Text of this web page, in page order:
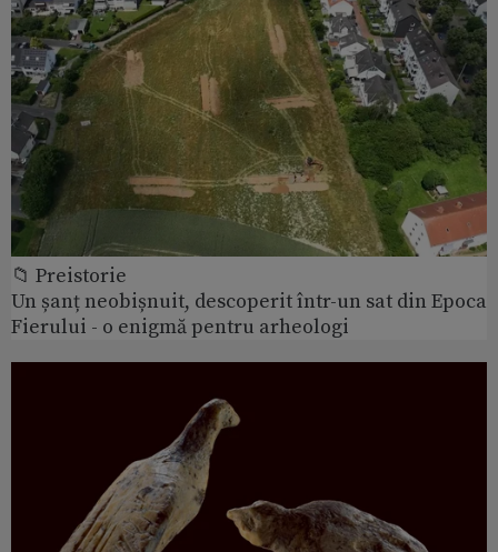
📁 Preistorie
Un șanț neobișnuit, descoperit într-un sat din Epoca
Fierului - o enigmă pentru arheologi